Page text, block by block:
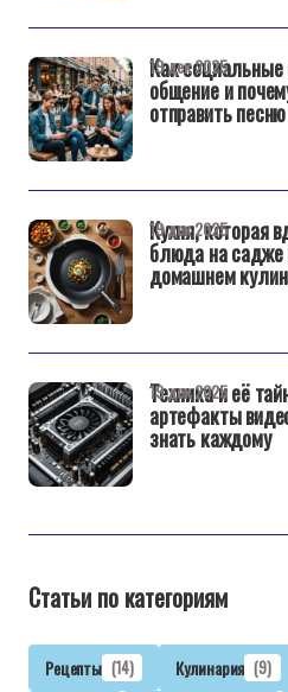
Как
общение и
отправить
19 дек 2025
Кухня, которая
блюда на садже
домашнем
19 дек 2025
Техника и её
артефакты
знать каждому
19 дек 2025
Статьи по категориям
Рецепты (14) Кулинария (9)